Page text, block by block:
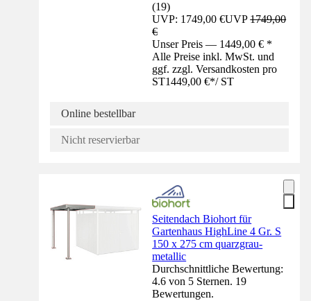
(19)
UVP: 1749,00 €UVP1749,00
€
Unser Preis — 1449,00 € *
Alle Preise inkl. MwSt. und
ggf. zzgl. Versandkosten pro
ST1449,00 €*/ ST
Online bestellbar
Nicht reservierbar
Seitendach Biohort für
Gartenhaus HighLine 4 Gr. S
150 x 275 cm quarzgrau-
metallic
Durchschnittliche Bewertung:
4.6 von 5 Sternen. 19
Bewertungen.